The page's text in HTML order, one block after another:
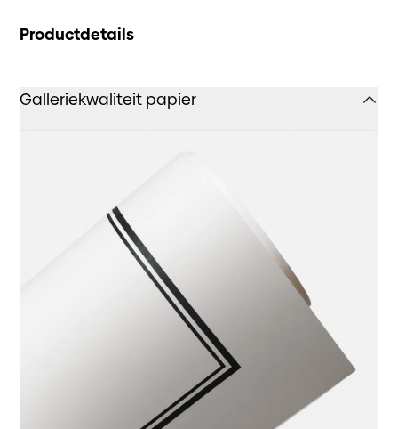
Productdetails
Galleriekwaliteit papier